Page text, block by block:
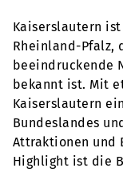
Kaiserslautern
Rheinland-Pfalz,
beeindruckende
bekannt ist. Mit
Kaiserslautern
Bundeslandes
Attraktionen und
Highlight ist die